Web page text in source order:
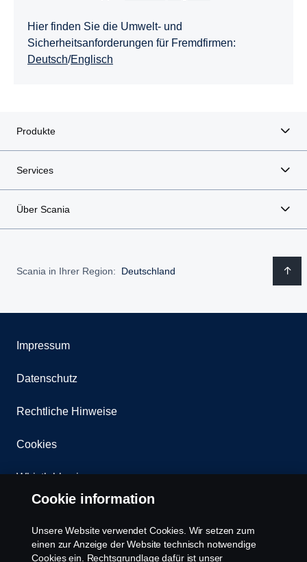
Hier finden Sie die Umwelt- und
Sicherheitsanforderungen für Fremdfirmen:
Deutsch/Englisch
Produkte
Services
Über Scania
Scania in Ihrer Region: Deutschland
Impressum
Datenschutz
Rechtliche Hinweise
Cookies
Whistleblowing
Newsletter
Cookie information
Unsere Website verwendet Cookies. Wir setzen zum
einen zur Anzeige der Website technisch notwendige
Cookies ein. Rechtsgrundlage dafür ist unser